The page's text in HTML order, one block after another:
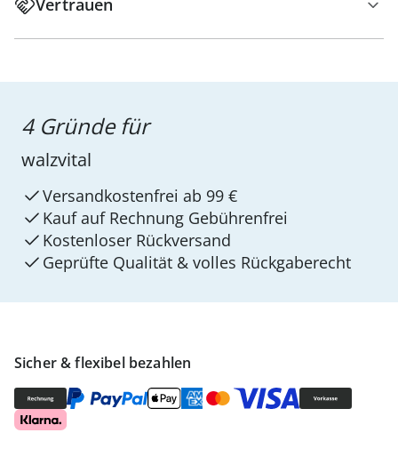
Vertrauen
Sicher & flexibel bezahlen
4 Gründe für
walzvital
Versandkostenfrei ab 99 €
Kauf auf Rechnung Gebührenfrei
Kostenloser Rückversand
Geprüfte Qualität & volles Rückgaberecht